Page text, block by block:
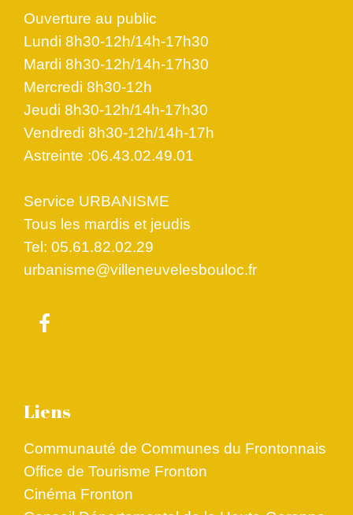
Ouverture au public
Lundi 8h30-12h/14h-17h30
Mardi 8h30-12h/14h-17h30
Mercredi 8h30-12h
Jeudi 8h30-12h/14h-17h30
Vendredi 8h30-12h/14h-17h
Astreinte :06.43.02.49.01
Service URBANISME
Tous les mardis et jeudis
Tel: 05.61.82.02.29
urbanisme@villeneuvelesbouloc.fr
Liens
Communauté de Communes du Frontonnais
Office de Tourisme Fronton
Cinéma Fronton